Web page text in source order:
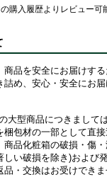
購入履歴よりレビュー可
商品を安全にお届けす
め、安心・安全にお
大型商品につきまして
包材の一部として直
品化粧箱の破損・傷
い破損を除き)および
・交換はお受けでき